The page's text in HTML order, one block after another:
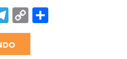
Telegram
Copy
Link